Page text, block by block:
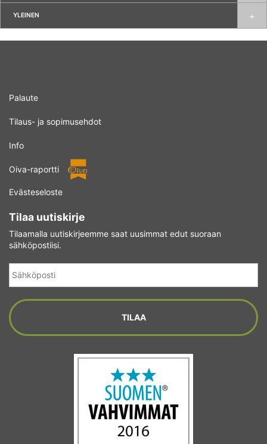
YLEINEN
Palaute
Tilaus- ja sopimusehdot
Info
Oiva-raportti
Evästeseloste
Tilaa uutiskirje
Tilaamalla uutiskirjeemme saat uusimmat edut suoraan
sähköpostiisi.